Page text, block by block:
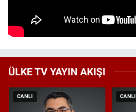
ÜLKE TV YAYIN AKIŞI
CANLI CANLI